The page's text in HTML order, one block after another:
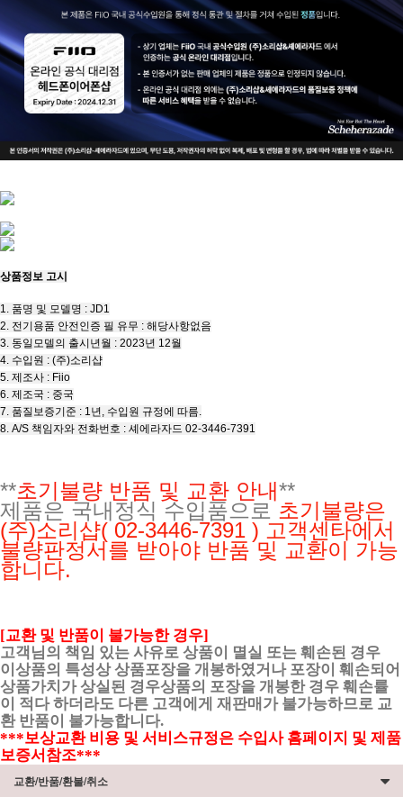
상품정보 고시
1. 품명 및 모델명 : JD1
2. 전기용품 안전인증 필 유무 : 해당사항없음
3. 동일모델의 출시년월 : 2023년 12월
4. 수입원 : (주)소리샵
5. 제조사 : Fiio
6. 제조국 : 중국
7. 품질보증기준 : 1년, 수입원 규정에 따름.
8. A/S 책임자와 전화번호 : 셰에라자드 02-3446-7391
**초기불량 반품 및 교환 안내**
제품은 국내정식 수입품으로 초기불량은
(주)소리샵( 02-3446-7391 ) 고객센타에서
불량판정서를 받아야 반품 및 교환이 가능
합니다.
[교환 및 반품이 불가능한 경우]
고객님의 책임 있는 사유로 상품이 멸실 또는 훼손된 경우
이상품의 특성상 상품포장을 개봉하였거나 포장이 훼손되어
상품가치가 상실된 경우상품의 포장을 개봉한 경우 훼손률
이 적다 하더라도 다른 고객에게 재판매가 불가능하므로 교
환 반품이 불가능합니다.
***보상교환 비용 및 서비스규정은 수입사 홈페이지 및 제품
보증서참조***
교환/반품/환불/취소